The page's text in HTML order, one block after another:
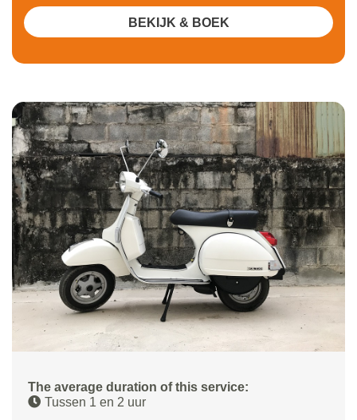
The average duration of this service:
Tussen 1 en 2 uur
BEKIJK & BOEK